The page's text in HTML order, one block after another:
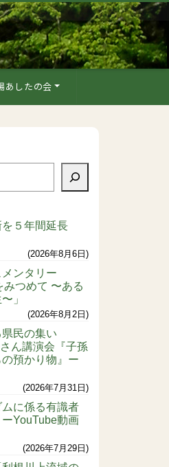
あしたの会
を５年間延長
2026年8月6日
メンタリー
つめて 〜ある
」
2026年8月2日
民の集い
ん講演会『子孫
預かり物』ー
2026年7月31日
に係る有識者
YouTube動画
2026年7月29日